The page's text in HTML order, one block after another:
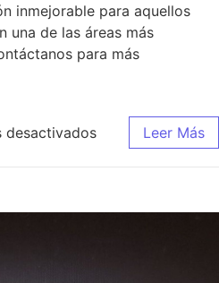
inmejorable para aquellos
una de las áreas más
para más
desactivados Leer Más